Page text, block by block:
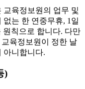
교육정보원의 업무 및
는 한 연중무휴, 1일
원칙으로 합니다. 다만
육정보원이 정한 날
아니합니다.
)